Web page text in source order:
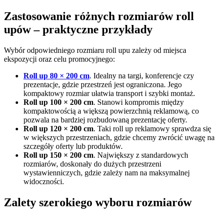
Zastosowanie różnych rozmiarów roll
upów – praktyczne przykłady
Wybór odpowiedniego rozmiaru roll upu zależy od miejsca
ekspozycji oraz celu promocyjnego:
Roll up 80 × 200 cm. Idealny na targi, konferencje czy
prezentacje, gdzie przestrzeń jest ograniczona. Jego
kompaktowy rozmiar ułatwia transport i szybki montaż.
Roll up 100 × 200 cm. Stanowi kompromis między
kompaktowością a większą powierzchnią reklamową, co
pozwala na bardziej rozbudowaną prezentację oferty.
Roll up 120 × 200 cm. Taki roll up reklamowy sprawdza się
w większych przestrzeniach, gdzie chcemy zwrócić uwagę na
szczegóły oferty lub produktów.
Roll up 150 × 200 cm. Największy z standardowych
rozmiarów, doskonały do dużych przestrzeni
wystawienniczych, gdzie zależy nam na maksymalnej
widoczności.
Zalety szerokiego wyboru rozmiarów